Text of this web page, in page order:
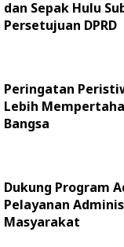
dan Sepak Hulu
Persetujuan DPRD
Peringatan
Lebih
Bangsa
Dukung Program
Pelayanan
Masyarakat